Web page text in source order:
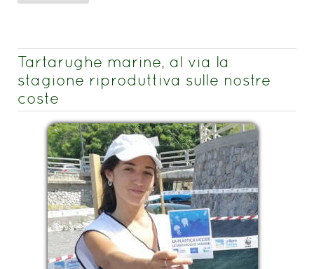
Tartarughe marine, al via la
stagione riproduttiva sulle nostre
coste